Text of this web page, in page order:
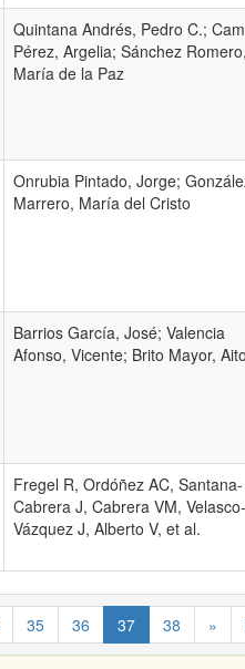
Quintana Andrés, Pedro C.;
Pérez, Argelia; Sánchez Romero,
María de la Paz
Onrubia Pintado, Jorge;
Marrero, María del Cristo
Barrios García, José; Valencia
Afonso, Vicente; Brito Mayor,
Fregel R, Ordóñez AC, Santana-
Cabrera J, Cabrera VM, Velasco-
Vázquez J, Alberto V, et al.
35 36 37 38 »